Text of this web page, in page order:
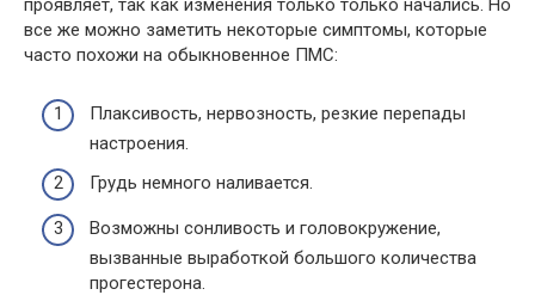
проявляет, так как изменения только только начались. Но
все же можно заметить некоторые симптомы, которые
часто похожи на обыкновенное ПМС:
Плаксивость, нервозность, резкие перепады
настроения.
Грудь немного наливается.
Возможны сонливость и головокружение,
вызванные выработкой большого количества
прогестерона.